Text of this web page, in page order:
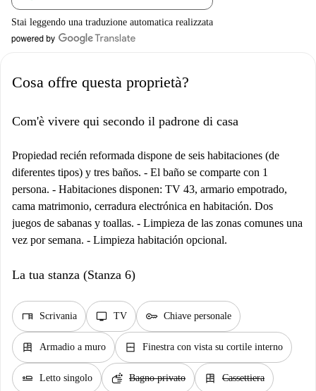
Stai leggendo una traduzione automatica realizzata
Cosa offre questa proprietà?
Com'è vivere qui secondo il padrone di casa
Propiedad recién reformada dispone de seis habitaciones (de
diferentes tipos) y tres baños. - El baño se comparte con 1
persona. - Habitaciones disponen: TV 43, armario empotrado,
cama matrimonio, cerradura electrónica en habitación. Dos
juegos de sabanas y toallas. - Limpieza de las zonas comunes una
vez por semana. - Limpieza habitación opcional.
La tua stanza (Stanza 6)
desk Scrivania tv TV key Chiave personale
dresser Armadio a muro window_closed Finestra con vista su cortile interno
airline_seat_flat Letto singolo soap Bagno privato dresser Cassettiera